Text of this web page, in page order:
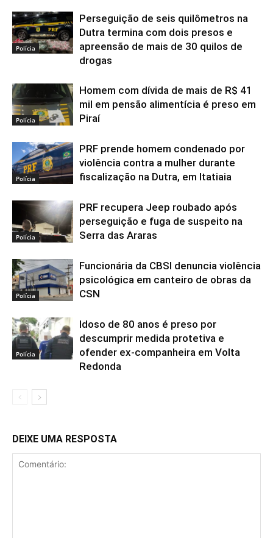
Polícia
Perseguição de seis quilômetros na
Dutra termina com dois presos e
apreensão de mais de 30 quilos de
drogas
Polícia
Homem com dívida de mais de R$ 41
mil em pensão alimentícia é preso em
Piraí
Polícia
PRF prende homem condenado por
violência contra a mulher durante
fiscalização na Dutra, em Itatiaia
Polícia
PRF recupera Jeep roubado após
perseguição e fuga de suspeito na
Serra das Araras
Polícia
Funcionária da CBSI denuncia violência
psicológica em canteiro de obras da
CSN
Polícia
Idoso de 80 anos é preso por
descumprir medida protetiva e
ofender ex-companheira em Volta
Redonda
DEIXE UMA RESPOSTA